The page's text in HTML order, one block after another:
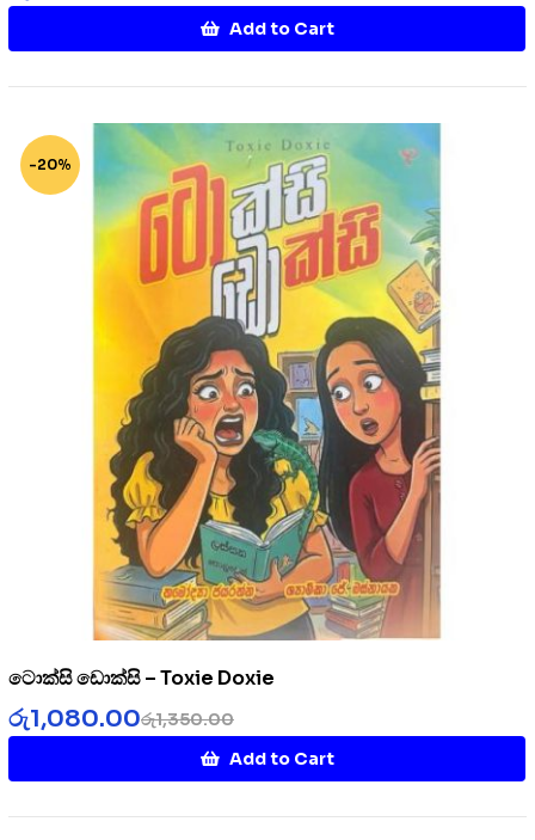
Add to Cart
-20%
ටොක්සි ඩොක්සි – Toxie Doxie
රු1,350.00
රු1,080.00
Add to Cart